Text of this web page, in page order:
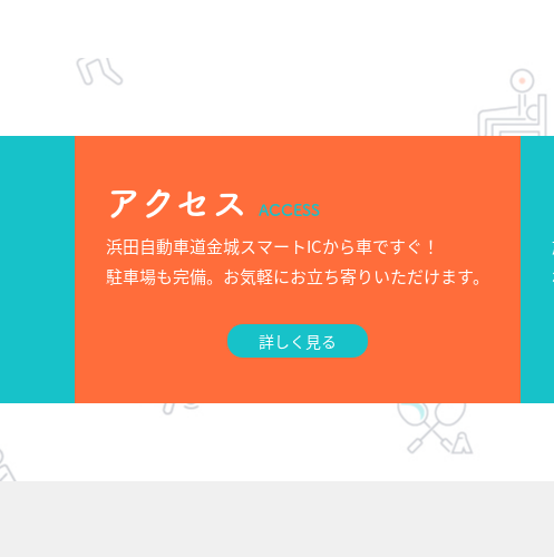
アクセス ACCESS
浜田自動車道金城スマートICから車ですぐ！
駐車場も完備。お気軽にお立ち寄りいただけます。
詳しく見る